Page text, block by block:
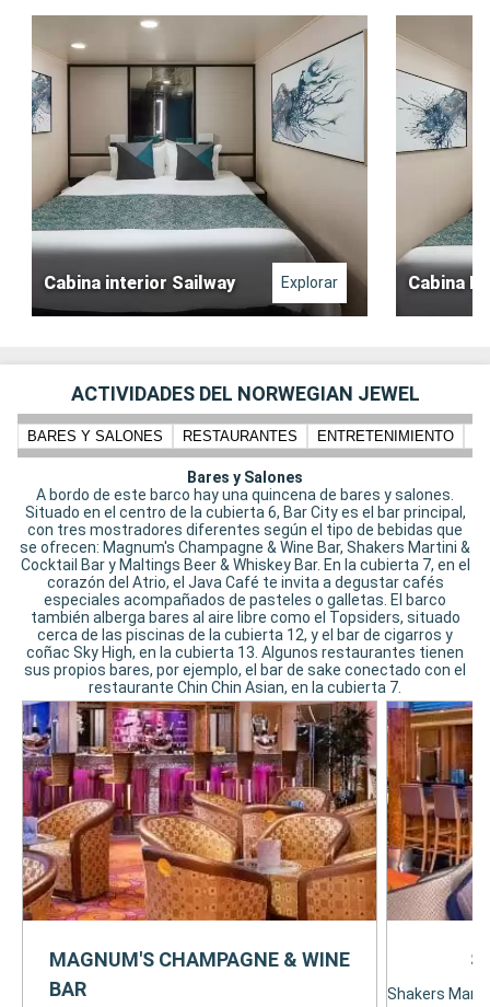
Cabina interior Sailway Explorar Cabina
ACTIVIDADES DEL NORWEGIAN JEWEL
BARES Y SALONES RESTAURANTES ENTRETENIMIENTO
Bares y Salones
A bordo de este barco hay una quincena de bares y salones.
Situado en el centro de la cubierta 6, Bar City es el bar principal,
con tres mostradores diferentes según el tipo de bebidas que
se ofrecen: Magnum's Champagne & Wine Bar, Shakers Martini &
Cocktail Bar y Maltings Beer & Whiskey Bar. En la cubierta 7, en el
corazón del Atrio, el Java Café te invita a degustar cafés
especiales acompañados de pasteles o galletas. El barco
también alberga bares al aire libre como el Topsiders, situado
cerca de las piscinas de la cubierta 12, y el bar de cigarros y
coñac Sky High, en la cubierta 13. Algunos restaurantes tienen
sus propios bares, por ejemplo, el bar de sake conectado con el
restaurante Chin Chin Asian, en la cubierta 7.
MAGNUM'S CHAMPAGNE & WINE
BAR
Shakers